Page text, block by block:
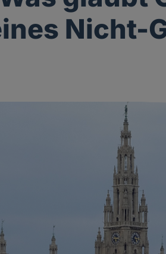
Nicht-